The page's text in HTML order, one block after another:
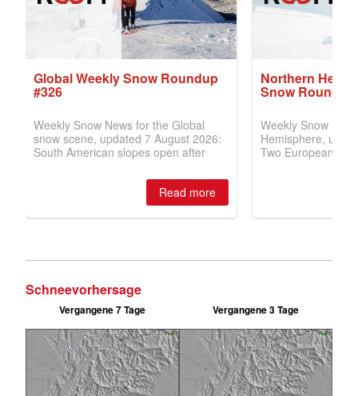
Schneevorhersage
Vergangene 7 Tage Vergangene 3 Tage